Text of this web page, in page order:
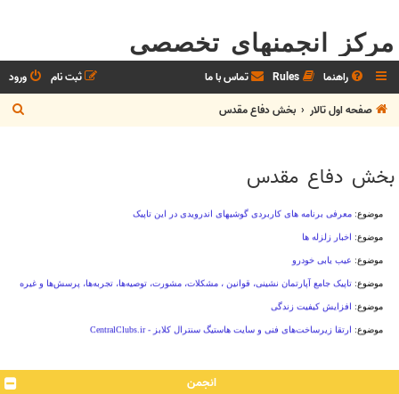
مرکز انجمنهای تخصصی
راهنما Rules تماس با ما ورود
ثبت نام
صفحه اول تالار
بخش دفاع مقدس
س
بخش دفاع مقدس
انجمن